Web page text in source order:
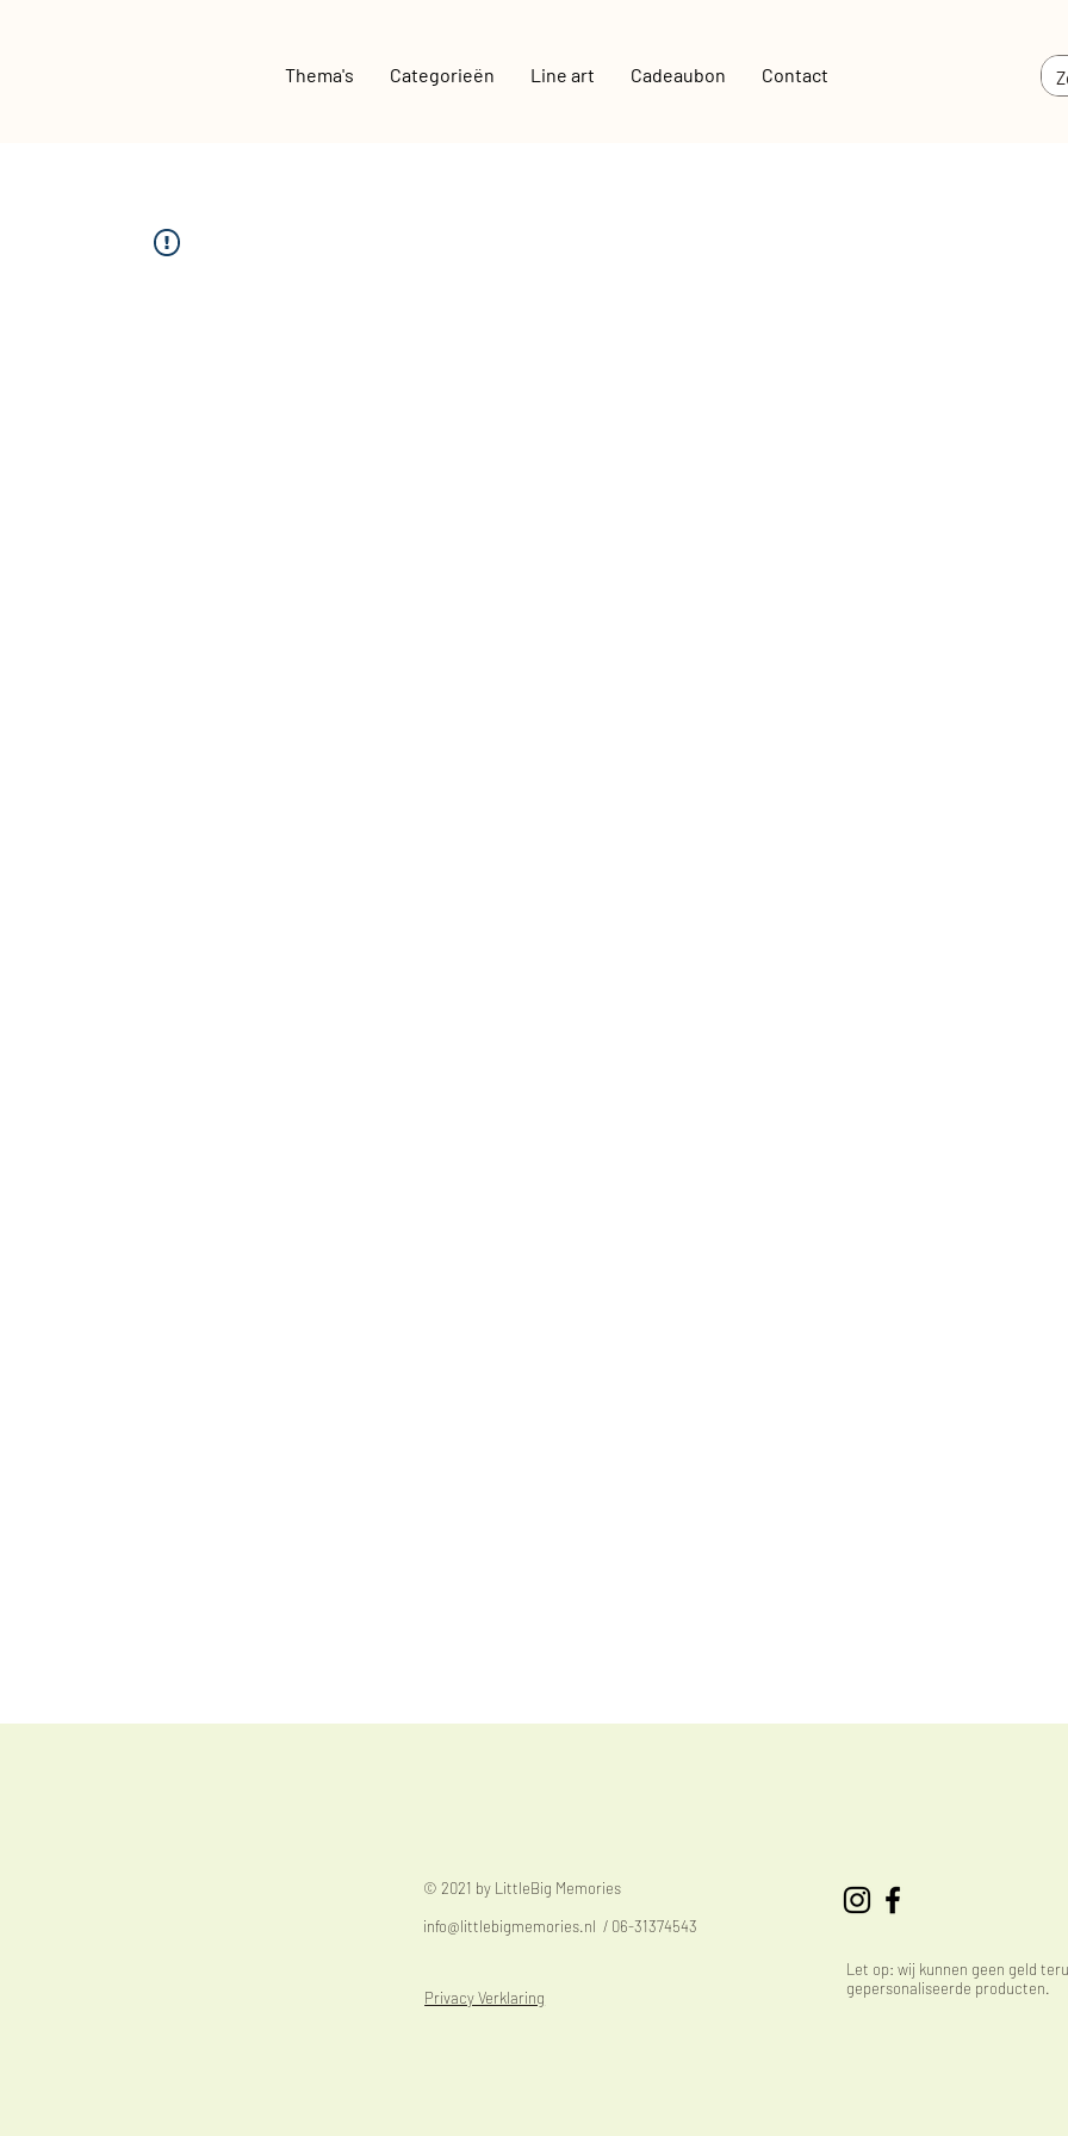
Thema's Categorieën Line art Cadeaubon Contact
Let op: wij kunnen geen geld
gepersonaliseerde producten.
© 2021 by LittleBig Memories
info@littlebigmemories.nl / 06-31374543
Privacy Verklaring